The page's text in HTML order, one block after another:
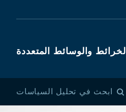
الخرائط والوسائط المتعددة
ابحث في تحليل السياسات